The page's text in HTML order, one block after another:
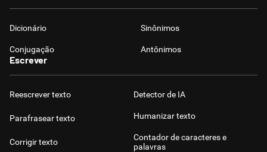
Dicionário Sinônimos
Conjugação Antônimos
Escrever
Reescrever texto
Parafrasear texto
Corrigir texto
Detector de IA
Humanizar texto
Contador de caracteres e
palavras